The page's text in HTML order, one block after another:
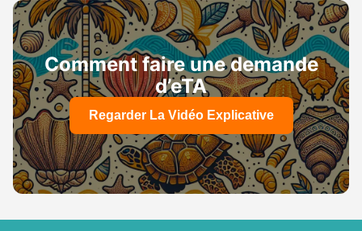
Comment faire une demande
d’eTA
Regarder La Vidéo Explicative